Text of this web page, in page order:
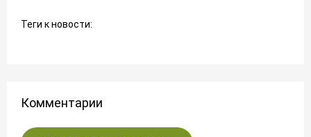
Теги к новости:
Комментарии